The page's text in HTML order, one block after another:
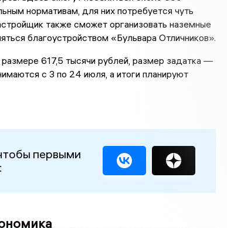
нормативам, для них потребуется чуть
также сможет организовать наземные
благоустройством «Бульвара Отличников».
617,5 тысячи рублей, размер задатка —
с 3 по 24 июля, а итоги планируют
первыми